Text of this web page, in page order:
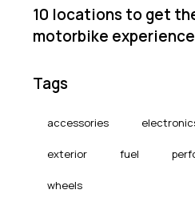
10 locations to get
motorbike experience
Tags
accessories
exterior fuel
wheels